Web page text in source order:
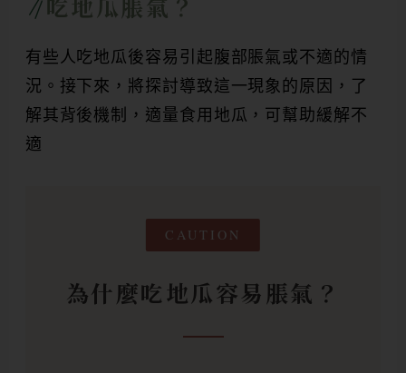
吃地瓜脹氣？
有些人吃地瓜後容易引起腹部脹氣或不適的情
況。接下來，將探討導致這一現象的原因，了
解其背後機制，適量食用地瓜，可幫助緩解不
適
CAUTION
為什麼吃地瓜容易脹氣？